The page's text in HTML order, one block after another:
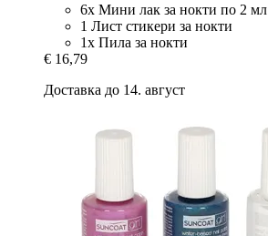
6x Мини лак за нокти по 2 мл
1 Лист стикери за нокти
1x Пила за нокти
€ 16,79
Доставка до 14. август